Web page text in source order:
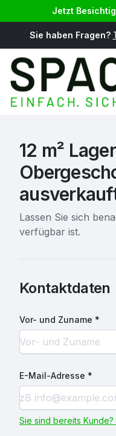
Jetzt
Sie haben Fragen?
12 m²
Lassen Sie sich
verfügbar ist.
Kontaktdaten
Vor- und Zuname *
E-Mail-Adresse *
Sie sind bereits Kunde?